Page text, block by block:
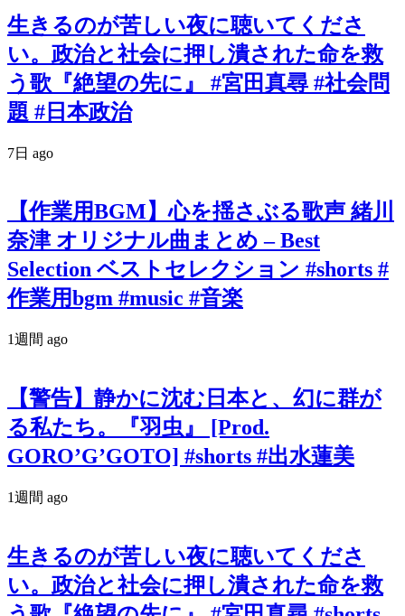
生きるのが苦しい夜に聴いてくださ
い。政治と社会に押し潰された命を救
う歌『絶望の先に』 #宮田真尋 #社会問
題 #日本政治
7日 ago
【作業用BGM】心を揺さぶる歌声 緒川
奈津 オリジナル曲まとめ – Best
Selection ベストセレクション #shorts #
作業用bgm #music #音楽
1週間 ago
【警告】静かに沈む日本と、幻に群が
る私たち。『羽虫』 [Prod.
GORO’G’GOTO] #shorts #出水蓮美
1週間 ago
生きるのが苦しい夜に聴いてくださ
い。政治と社会に押し潰された命を救